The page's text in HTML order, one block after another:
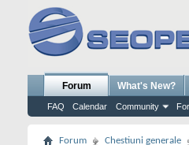
Forum
FAQ Calendar Community
What's New?
Forum Chestiuni generale